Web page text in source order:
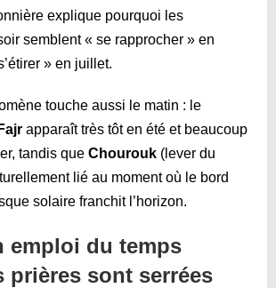
explique pourquoi les
semblent « se rapprocher » en
» en juillet.
touche aussi le matin : le
Fajr apparaît très tôt en été et beaucoup
tandis que Chourouk (lever du
lié au moment où le bord
solaire franchit l’horizon.
emploi du temps
prières sont serrées